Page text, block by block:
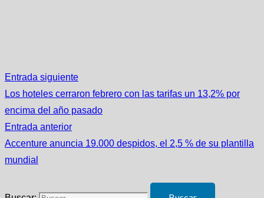
Entrada siguiente
Los hoteles cerraron febrero con las tarifas un 13,2% por
encima del año pasado
Entrada anterior
Accenture anuncia 19.000 despidos, el 2,5 % de su plantilla
mundial